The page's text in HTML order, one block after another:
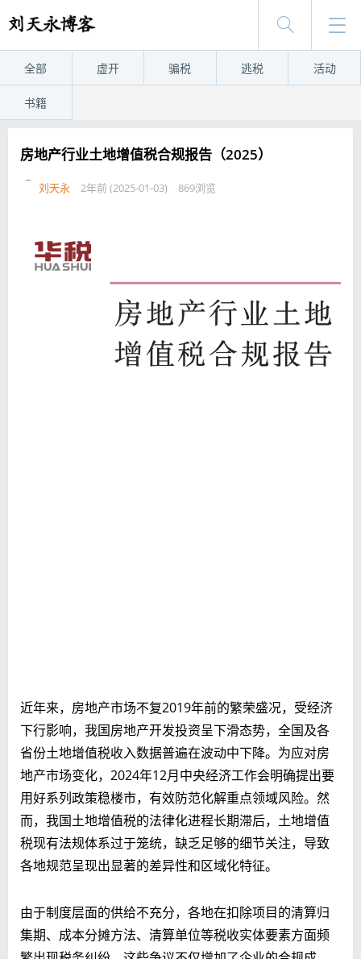
全部 虚开 骗税 逃税 活动
书籍
房地产行业土地增值税合规报告（2025）
刘天永 2年前 (2025-01-03) 869浏览
近年来，房地产市场不复2019年前的繁荣盛况，受经济
下行影响，我国房地产开发投资呈下滑态势，全国及各
省份土地增值税收入数据普遍在波动中下降。为应对房
地产市场变化，2024年12月中央经济工作会明确提出要
用好系列政策稳楼市，有效防范化解重点领域风险。然
而，我国土地增值税的法律化进程长期滞后，土地增值
税现有法规体系过于笼统，缺乏足够的细节关注，导致
各地规范呈现出显著的差异性和区域化特征。
由于制度层面的供给不充分，各地在扣除项目的清算归
集期、成本分摊方法、清算单位等税收实体要素方面频